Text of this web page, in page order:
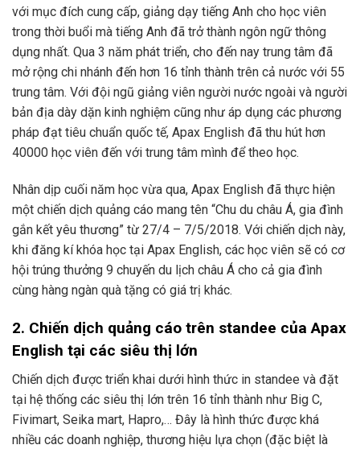
với mục đích cung cấp, giảng dạy tiếng Anh cho học viên
trong thời buổi mà tiếng Anh đã trở thành ngôn ngữ thông
dụng nhất. Qua 3 năm phát triển, cho đến nay trung tâm đã
mở rộng chi nhánh đến hơn 16 tỉnh thành trên cả nước với 55
trung tâm. Với đội ngũ giảng viên người nước ngoài và người
bản địa dày dặn kinh nghiệm cũng như áp dụng các phương
pháp đạt tiêu chuẩn quốc tế, Apax English đã thu hút hơn
40000 học viên đến với trung tâm mình để theo học.
Nhân dịp cuối năm học vừa qua, Apax English đã thực hiện
một chiến dịch quảng cáo mang tên “Chu du châu Á, gia đình
gắn kết yêu thương” từ 27/4 – 7/5/2018. Với chiến dịch này,
khi đăng kí khóa học tại Apax English, các học viên sẽ có cơ
hội trúng thưởng 9 chuyến du lịch châu Á cho cả gia đình
cùng hàng ngàn quà tặng có giá trị khác.
2. Chiến dịch quảng cáo trên standee của Apax
English tại các siêu thị lớn
Chiến dịch được triển khai dưới hình thức in standee và đặt
tại hệ thống các siêu thị lớn trên 16 tỉnh thành như Big C,
Fivimart, Seika mart, Hapro,… Đây là hình thức được khá
nhiều các doanh nghiệp, thương hiệu lựa chọn (đặc biệt là